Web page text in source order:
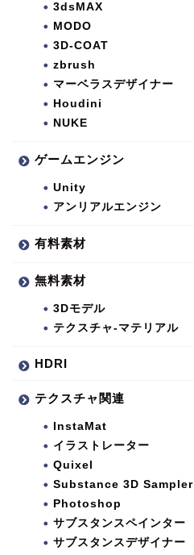
3dsMAX
MODO
3D-COAT
zbrush
マーベラスデザイナー
Houdini
NUKE
ゲームエンジン
Unity
アンリアルエンジン
有料素材
無料素材
3Dモデル
テクスチャ-マテリアル
HDRI
テクスチャ関連
InstaMat
イラストレーター
Quixel
Substance 3D Sampler
Photoshop
サブスタンスペインター
サブスタンスデザイナー